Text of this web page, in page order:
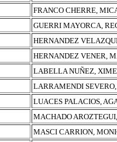
FRANCO CHERRE,
GUERRI MAYORCA,
HERNANDEZ
HERNANDEZ VENER,
LABELLA NUÑEZ,
LARRAMENDI
LUACES PALACIOS,
MACHADO
MASCI CARRION,